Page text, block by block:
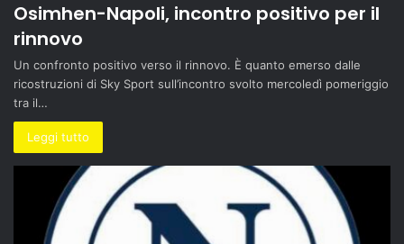
Osimhen-Napoli, incontro positivo per il
rinnovo
Un confronto positivo verso il rinnovo. È quanto emerso dalle
ricostruzioni di Sky Sport sull’incontro svolto mercoledì pomeriggio
tra il…
Leggi tutto